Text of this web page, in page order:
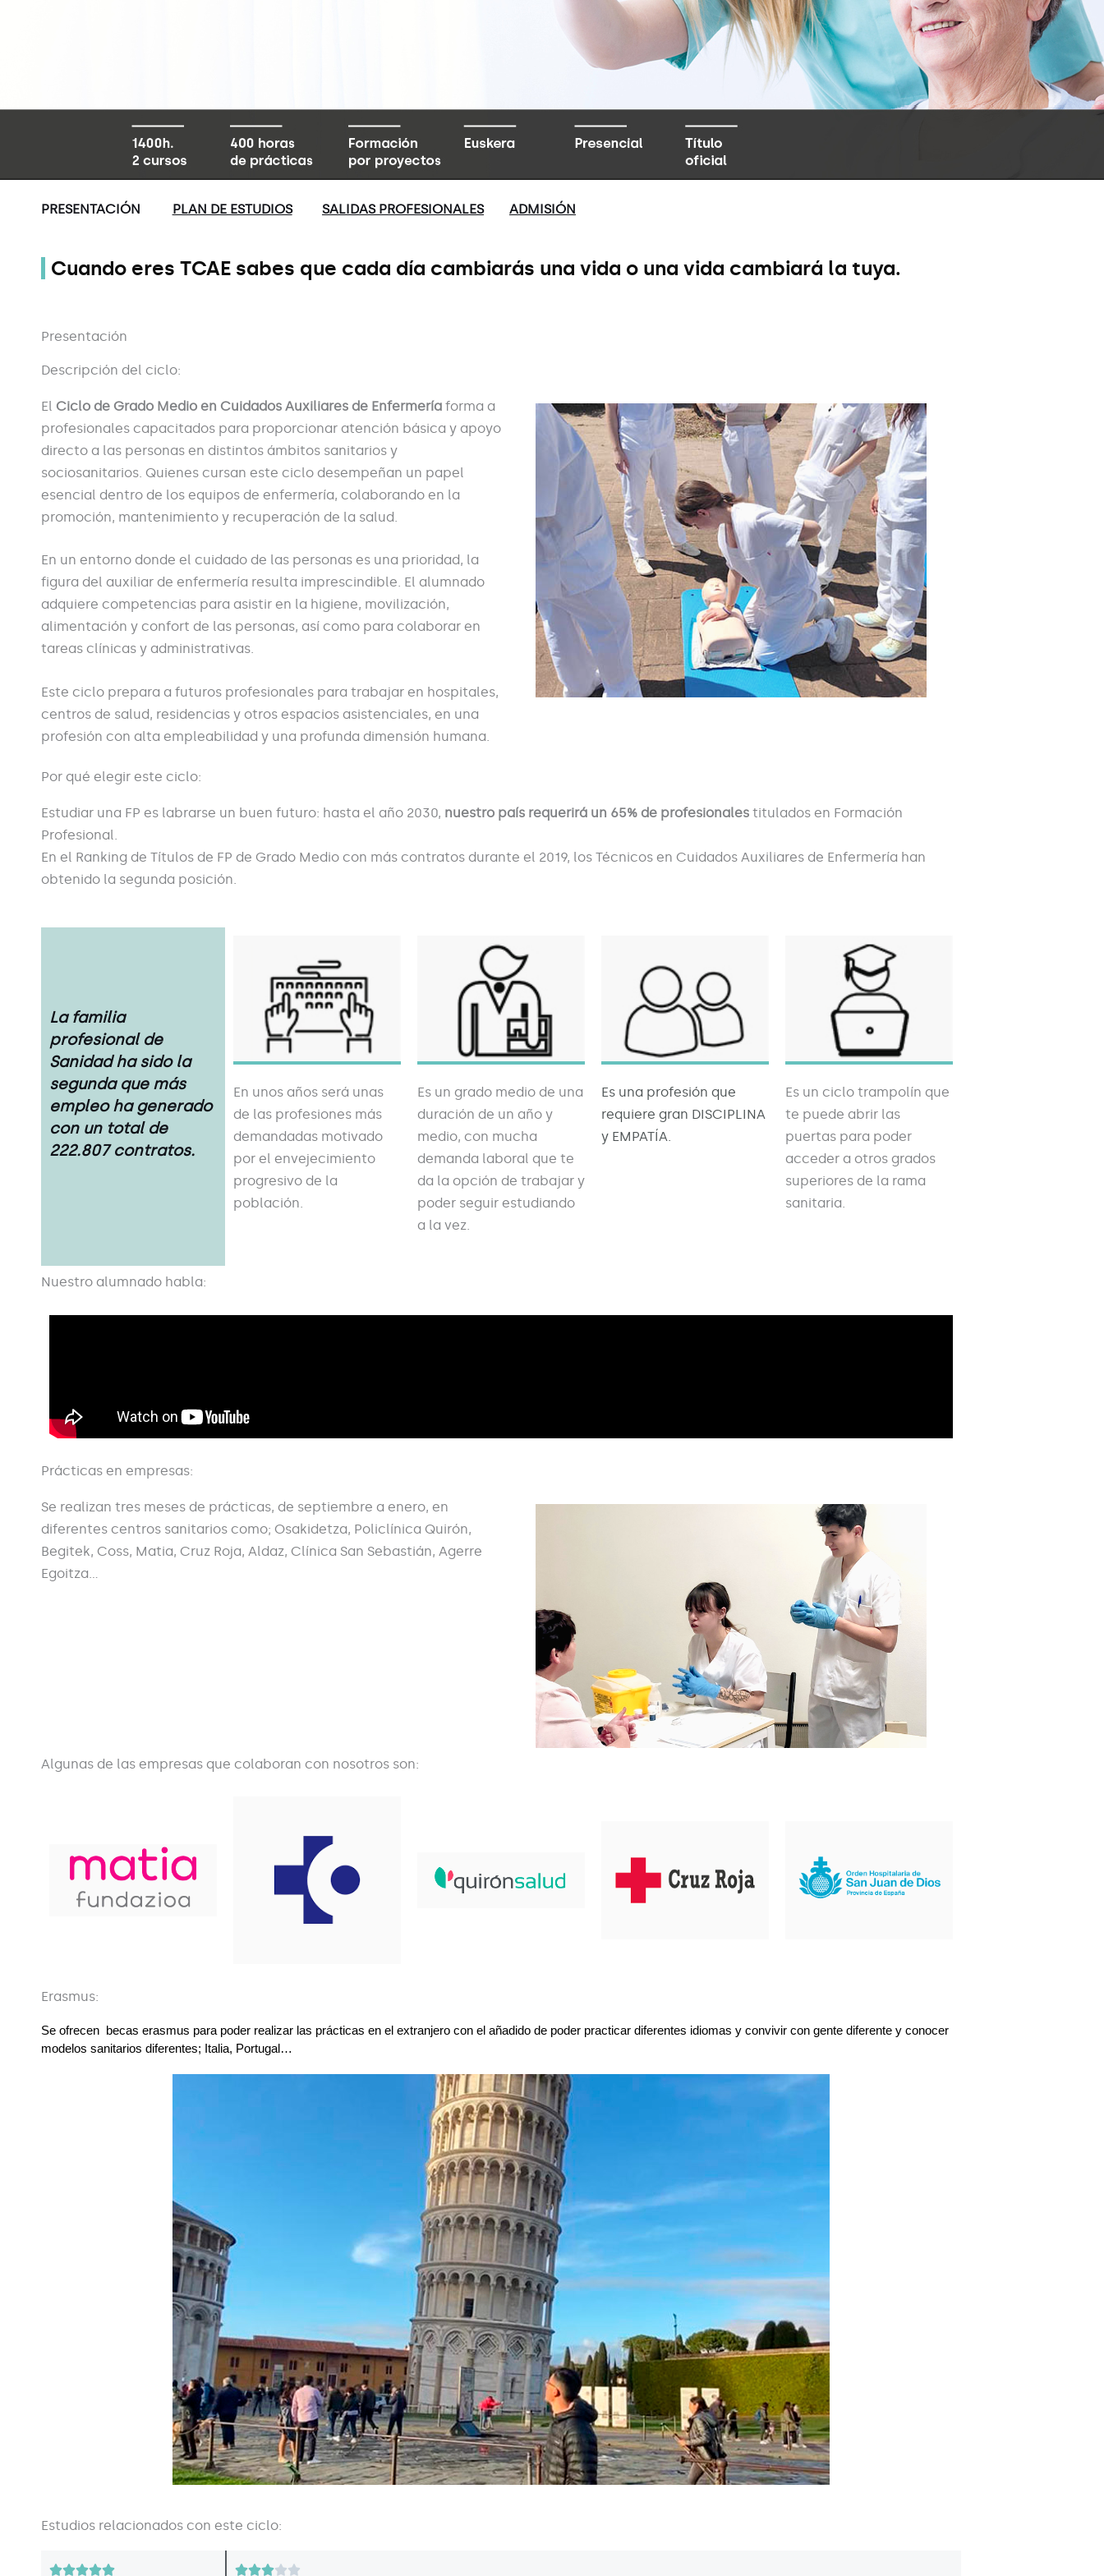
PRESENTACIÓN PLAN DE ESTUDIOS SALIDAS PROFESIONALES ADMISIÓN
Cuando eres TCAE sabes que cada día cambiarás una vida o una vida cambiará la tuya.
Presentación
Descripción del ciclo:
El Ciclo de Grado Medio en Cuidados Auxiliares de Enfermería forma a
profesionales capacitados para proporcionar atención básica y apoyo
directo a las personas en distintos ámbitos sanitarios y
sociosanitarios. Quienes cursan este ciclo desempeñan un papel
esencial dentro de los equipos de enfermería, colaborando en la
promoción, mantenimiento y recuperación de la salud.
En un entorno donde el cuidado de las personas es una prioridad, la
figura del auxiliar de enfermería resulta imprescindible. El alumnado
adquiere competencias para asistir en la higiene, movilización,
alimentación y confort de las personas, así como para colaborar en
tareas clínicas y administrativas.
Este ciclo prepara a futuros profesionales para trabajar en hospitales,
centros de salud, residencias y otros espacios asistenciales, en una
profesión con alta empleabilidad y una profunda dimensión humana.
Por qué elegir este ciclo:
Estudiar una FP es labrarse un buen futuro: hasta el año 2030, nuestro país requerirá un 65% de profesionales titulados en Formación
Profesional.
En el Ranking de Títulos de FP de Grado Medio con más contratos durante el 2019, los Técnicos en Cuidados Auxiliares de Enfermería han
obtenido la segunda posición.
La familia
profesional de
Sanidad ha sido la
segunda que más
empleo ha generado
con un total de
222.807 contratos.
En unos años será unas
de las profesiones más
demandadas motivado
por el envejecimiento
progresivo de la
población.
Es un grado medio de una
duración de un año y
medio, con mucha
demanda laboral que te
da la opción de trabajar y
poder seguir estudiando
a la vez.
Es una profesión que
requiere gran DISCIPLINA
y EMPATÍA.
Es un ciclo trampolín que
te puede abrir las
puertas para poder
acceder a otros grados
superiores de la rama
sanitaria.
Nuestro alumnado habla:
Prácticas en empresas:
Se realizan tres meses de prácticas, de septiembre a enero, en
diferentes centros sanitarios como; Osakidetza, Policlínica Quirón,
Begitek, Coss, Matia, Cruz Roja, Aldaz, Clínica San Sebastián, Agerre
Egoitza…
Algunas de las empresas que colaboran con nosotros son:
Erasmus:
Se ofrecen  becas erasmus para poder realizar las prácticas en el extranjero con el añadido de poder practicar diferentes idiomas y convivir con gente diferente y conocer
modelos sanitarios diferentes; Italia, Portugal…
Estudios relacionados con este ciclo:
V 